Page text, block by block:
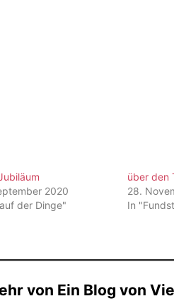
2020
der Dinge"
über den
28.
In
von Ein Blog von